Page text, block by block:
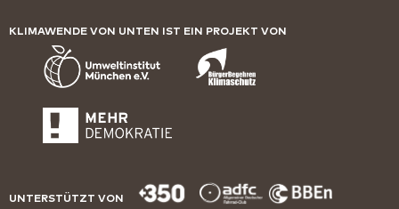
KLIMAWENDE VON UNTEN IST EIN PROJEKT VON
UNTERSTÜTZT VON